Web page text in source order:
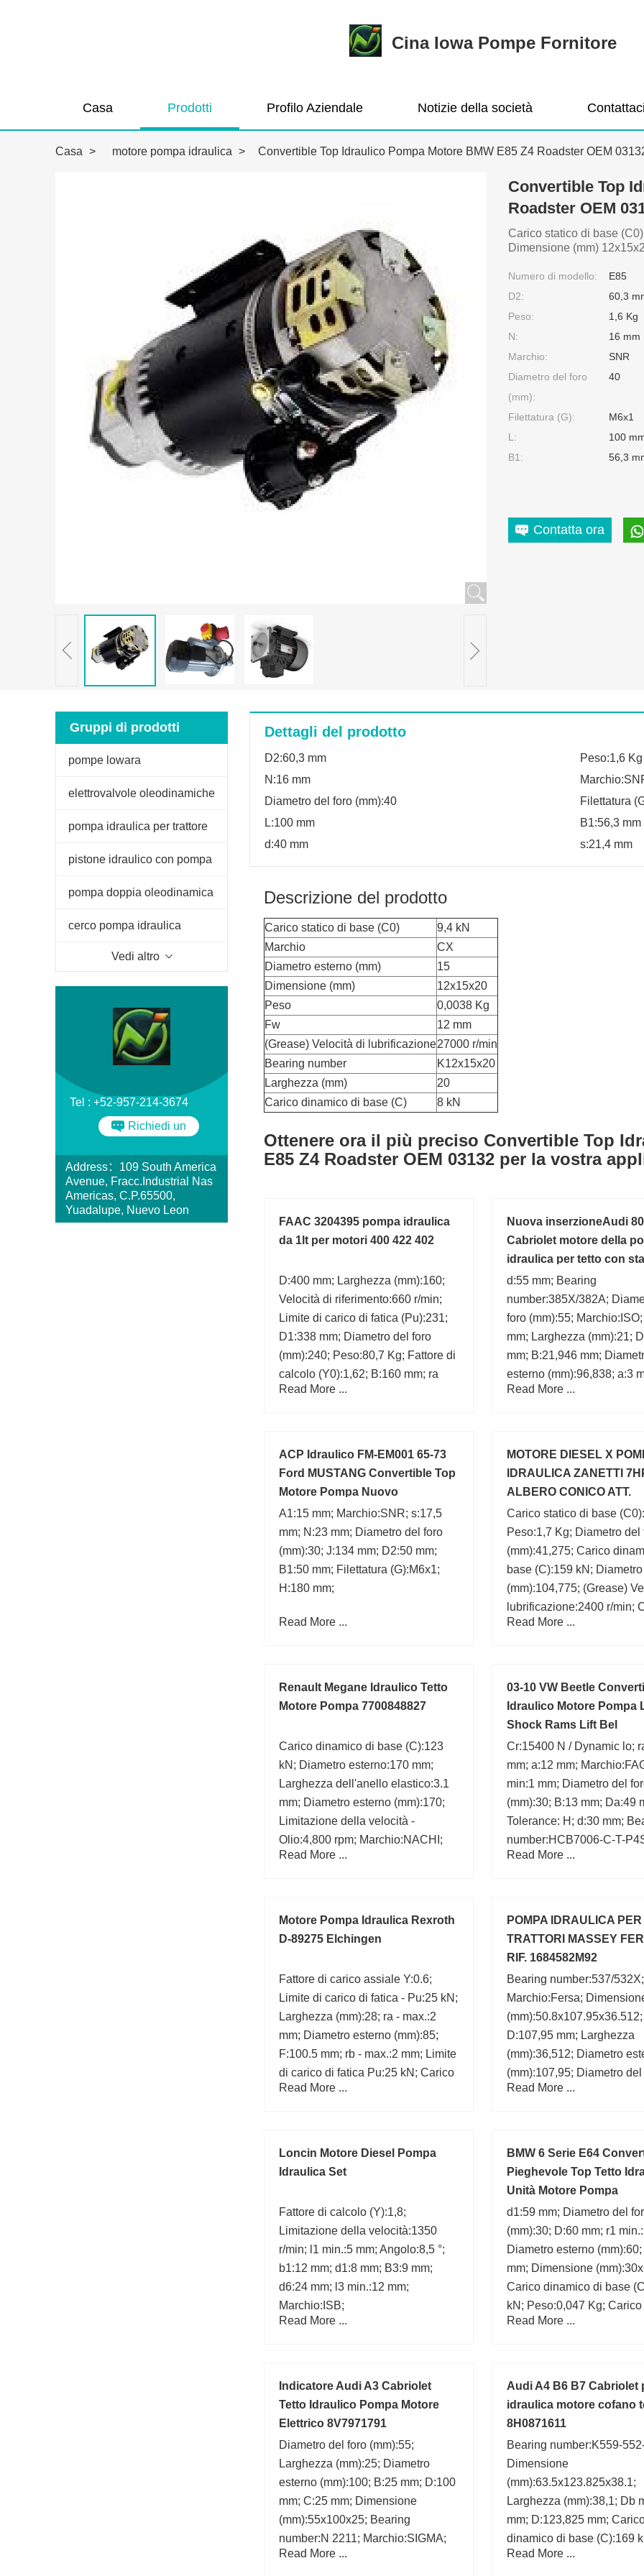
Cina Iowa Pompe Fornitore
Casa Prodotti Profilo Aziendale Notizie della società Contattaci
Casa > motore pompa idraulica > Convertible Top Idraulico Pompa Motore BMW E85 Z4 Roadster OEM
Convertible Top
Roadster OEM
Carico statico di base
Dimensione (mm)
Numero di modello:
E85
D2:
60,3
Peso:
1,6 Kg
N:
16 mm
Marchio:
SNR
Diametro del foro
(mm):
40
Filettatura (G):
M6x1
L:
100
B1:
56,3
Contatta ora
Gruppi di prodotti
pompe lowara
elettrovalvole oleodinamiche
pompa idraulica per trattore
fiat
pistone idraulico con pompa
manuale
pompa doppia oleodinamica
per spaccalegna
cerco pompa idraulica
Vedi altro
Tel : +52-957-214-3674
Richiedi un
Address：109 South America
Avenue, Fracc.Industrial Nas
Americas, C.P.65500,
Yuadalupe, Nuevo Leon
Dettagli del prodotto
D2:60,3 mm
Peso:1,6 Kg
N:16 mm
Diametro del foro (mm):40
Filettatura
L:100 mm
B1:56,3 mm
d:40 mm
s:21,4 mm
Descrizione del prodotto
Carico statico di base (C0)
9,4 kN
Marchio
CX
Diametro esterno (mm)
15
Dimensione (mm)
12x15x20
Peso
0,0038 Kg
Fw
12 mm
(Grease) Velocità di lubrificazione27000 r/min
Bearing number
K12x15x20
Larghezza (mm)
20
Carico dinamico di base (C)
8 kN
Ottenere ora il più preciso Convertible Top
E85 Z4 Roadster OEM 03132 per la vostra
FAAC 3204395 pompa idraulica
da 1lt per motori 400 422 402
D:400 mm; Larghezza (mm):160;
Velocità di riferimento:660 r/min;
Limite di carico di fatica (Pu):231;
D1:338 mm; Diametro del foro
(mm):240; Peso:80,7 Kg; Fattore di
calcolo (Y0):1,62; B:160 mm; ra
max.:3 mm;
Read More ...
Nuova inserzioneAudi 80
Cabriolet motore della
idraulica per tetto con
8G0810654B
d:55 mm; Bearing
number:385X/382A;
foro (mm):55; Marchio:ISO;
mm; Larghezza (mm):21;
mm; B:21,946 mm;
esterno (mm):96,838; a:3
Read More ...
ACP Idraulico FM-EM001 65-73
Ford MUSTANG Convertible Top
Motore Pompa Nuovo
A1:15 mm; Marchio:SNR; s:17,5
mm; N:23 mm; Diametro del foro
(mm):30; J:134 mm; D2:50 mm;
B1:50 mm; Filettatura (G):M6x1;
H:180 mm;
Read More ...
MOTORE DIESEL X
IDRAULICA ZANETTI
ALBERO CONICO ATT.
LOMBARDINI ZDM78C
Carico statico di base
Peso:1,7 Kg; Diametro del
(mm):41,275; Carico
base (C):159 kN;
(mm):104,775; (Grease)
lubrificazione:2400 r/min;
mm; a:7,4 mm; Marchio:CX;
Read More ...
Renault Megane Idraulico Tetto
Motore Pompa 7700848827
Carico dinamico di base (C):123
kN; Diametro esterno:170 mm;
Larghezza dell'anello elastico:3.1
mm; Diametro esterno (mm):170;
Limitazione della velocità -
Olio:4,800 rpm; Marchio:NACHI;
Raggio di filetto/smussola:2.1 mm;
Read More ...
03-10 VW Beetle
Idraulico Motore Pompa
Shock Rams Lift Bel
Cr:15400 N / Dynamic lo;
mm; a:12 mm;
min:1 mm; Diametro del
(mm):30; B:13 mm; Da:49
Tolerance: H; d:30 mm;
number:HCB7006-C-T-
Read More ...
Motore Pompa Idraulica Rexroth
D-89275 Elchingen
Fattore di carico assiale Y:0.6;
Limite di carico di fatica - Pu:25 kN;
Larghezza (mm):28; ra - max.:2
mm; Diametro esterno (mm):85;
F:100.5 mm; rb - max.:2 mm; Limite
di carico di fatica Pu:25 kN; Carico
statico nominale di base C0:200
Read More ...
POMPA IDRAULICA PER
TRATTORI MASSEY
RIF. 1684582M92
Bearing number:537/532X;
Marchio:Fersa;
(mm):50.8x107.95x36.512;
D:107,95 mm; Larghezza
(mm):36,512; Diametro
(mm):107,95; Diametro del
(mm):50,8; d:50,8 mm;
Read More ...
Loncin Motore Diesel Pompa
Idraulica Set
Fattore di calcolo (Y):1,8;
Limitazione della velocità:1350
r/min; l1 min.:5 mm; Angolo:8,5 °;
b1:12 mm; d1:8 mm; B3:9 mm;
d6:24 mm; l3 min.:12 mm;
Marchio:ISB;
Read More ...
BMW 6 Serie E64
Pieghevole Top Tetto
Unità Motore Pompa
d1:59 mm; Diametro del
(mm):30; D:60 mm; r1
Diametro esterno
mm; Dimensione
Carico dinamico di base
kN; Peso:0,047 Kg;
di base (C0):0,755 kN;
Read More ...
Indicatore Audi A3 Cabriolet
Tetto Idraulico Pompa Motore
Elettrico 8V7971791
Diametro del foro (mm):55;
Larghezza (mm):25; Diametro
esterno (mm):100; B:25 mm; D:100
mm; C:25 mm; Dimensione
(mm):55x100x25; Bearing
number:N 2211; Marchio:SIGMA;
d:55 mm;
Read More ...
Audi A4 B6 B7 Cabriolet
idraulica motore cofano
8H0871611
Bearing number:K559-
Dimensione
(mm):63.5x123.825x38.1;
Larghezza (mm):38,1; Db
mm; D:123,825 mm;
dinamico di base (C):169
min.:3,3 mm; d1:92,8 mm;
Read More ...